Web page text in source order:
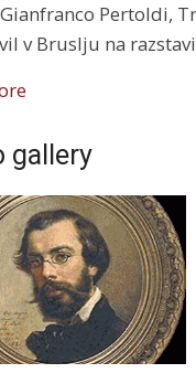
Pertoldi,
v Bruslju na
gallery